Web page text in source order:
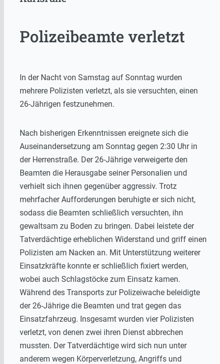
Polizeibeamte verletzt
In der Nacht von Samstag auf Sonntag wurden
mehrere Polizisten verletzt, als sie versuchten, einen
26-Jährigen festzunehmen.
Nach bisherigen Erkenntnissen ereignete sich die
Auseinandersetzung am Sonntag gegen 2:30 Uhr in
der Herrenstraße. Der 26-Jährige verweigerte den
Beamten die Herausgabe seiner Personalien und
verhielt sich ihnen gegenüber aggressiv. Trotz
mehrfacher Aufforderungen beruhigte er sich nicht,
sodass die Beamten schließlich versuchten, ihn
gewaltsam zu Boden zu bringen. Dabei leistete der
Tatverdächtige erheblichen Widerstand und griff einen
Polizisten am Nacken an. Mit Unterstützung weiterer
Einsatzkräfte konnte er schließlich fixiert werden,
wobei auch Schlagstöcke zum Einsatz kamen.
Während des Transports zur Polizeiwache beleidigte
der 26-Jährige die Beamten und trat gegen das
Einsatzfahrzeug. Insgesamt wurden vier Polizisten
verletzt, von denen zwei ihren Dienst abbrechen
mussten. Der Tatverdächtige wird sich nun unter
anderem wegen Körperverletzung, Angriffs und